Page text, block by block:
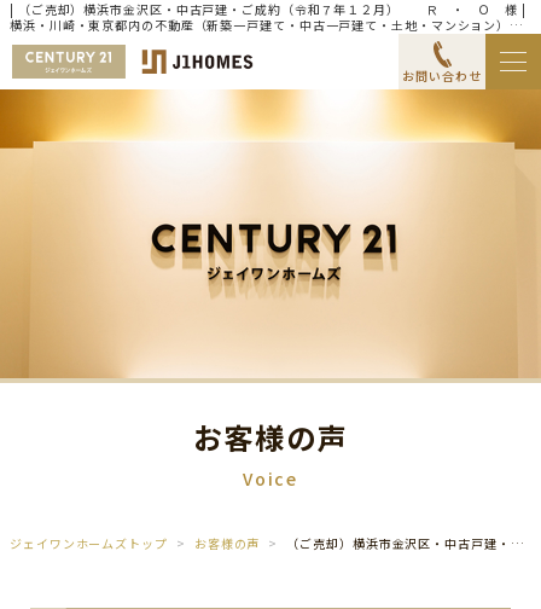
| （ご売却）横浜市金沢区・中古戸建・ご成約（令和７年１２月） Ｒ ・ Ｏ 様 |
横浜・川崎・東京都内の不動産（新築一戸建て・中古一戸建て・土地・マンション）な
らセンチュリー21ジェイワンホームズ
お問い合わせ
お客様の声
Voice
ジェイワンホームズトップ お客様の声 （ご売却）横浜市金沢区・中古戸建・ご成約（令和７年１２月） Ｒ ・ Ｏ 様